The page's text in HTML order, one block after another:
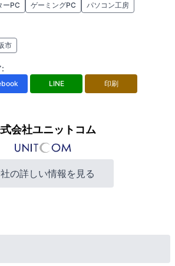
ーPC ゲーミングPC
パソコン工房
市
:
LINE 印刷
会社ユニットコム
の詳しい情報を見る